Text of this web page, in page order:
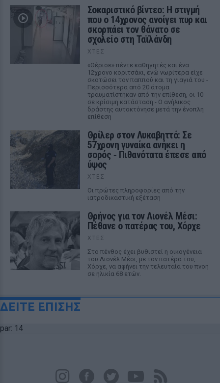
Σοκαριστικό βίντεο: Η στιγμή
που ο 14χρονος ανοίγει πυρ και
σκορπάει τον θάνατο σε
σχολείο στη Ταϊλάνδη
ΧΤΕΣ
«Θέρισε» πέντε καθηγητές και ένα
12χρονο κοριτσάκι, ενώ νωρίτερα είχε
σκοτώσει τον παππού και τη γιαγιά του -
Περισσότερα από 20 άτομα
τραυματίστηκαν από την επίθεση, οι 10
σε κρίσιμη κατάσταση - Ο ανήλικος
δράστης αυτοκτόνησε μετά την ένοπλη
επίθεση
Θρίλερ στον Λυκαβηττό: Σε
57χρονη γυναίκα ανήκει η
σορός ‑ Πιθανότατα έπεσε από
ύψος
ΧΤΕΣ
Οι πρώτες πληροφορίες από την
ιατροδικαστική εξέταση
Θρήνος για τον Λιονέλ Μέσι:
Πέθανε ο πατέρας του, Χόρχε
ΧΤΕΣ
Στο πένθος έχει βυθιστεί η οικογένεια
του Λιονέλ Μέσι, με τον πατέρα του,
Χόρχε, να αφήνει την τελευταία του πνοή
σε ηλικία 68 ετών.
ΔΕΙΤΕ ΕΠΙΣΗΣ
par: 14